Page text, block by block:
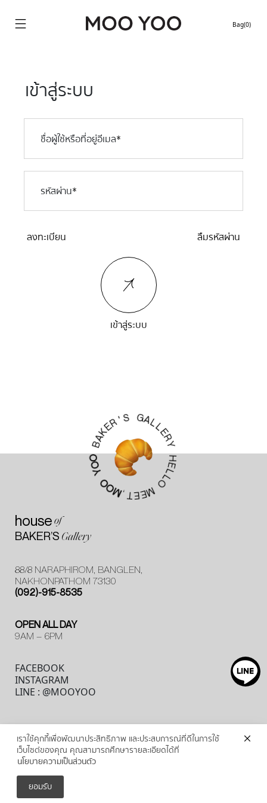
Bag(0)
เข้าสู่ระบบ
ชื่อผู้ใช้หรือที่อยู่อีเมล*
รหัสผ่าน*
ลงทะเบียน ลืมรหัสผ่าน
เข้าสู่ระบบ
house of
BAKER’S Gallery
88/8 NARAPHIROM, BANGLEN,
NAKHONPATHOM 73130
(092)-915-8535
M
O
O
Y
O
O
B
A
K
ER' S GALL
E
R
Y
H
E
L
L
O
M
E
E
T
,
FACEBOOK
INSTAGRAM
LINE : @MOOYOO
OPEN ALL DAY
9AM – 6PM
© MOOYOO. All Rights Resevered © 2026
CONTACT
Location stores
เราใช้คุกกี้เพื่อพัฒนาประสิทธิภาพ และประสบการณ์ที่ดีในการใช้
เว็บไซต์ของคุณ คุณสามารถศึกษารายละเอียดได้ที่
นโยบายความเป็นส่วนตัว
ยอมรับ